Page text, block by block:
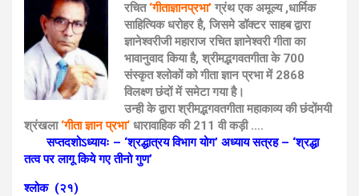
रचित‘गीताज्ञानप्रभा’ ग्रंथ एक अमूल्य ,धार्मिक
साहित्यिक धरोहर है, जिसमे डॉक्टर साहब द्वारा
ज्ञानेश्वरीजी महाराज रचित ज्ञानेश्वरी गीता का
भावानुवाद किया है, श्रीमद्भगवतगीता के 700
संस्कृत श्लोकों को गीता ज्ञान प्रभा में 2868
विलक्ष्ण छंदों में समेटा गया है।
उन्ही के द्वारा श्रीमद्भगवतगीता महाकाव्य की छंदोंमयी
श्रंखला ‘गीता ज्ञान प्रभा‘ धारावाहिक की 211 वी कड़ी ….
सप्तदशोऽध्यायः – ‘श्रद्धात्रय विभाग योग’ अध्याय सत्रह – ‘श्रद्धा
तत्व पर लागू किये गए तीनो गुण’
श्लोक (२१)